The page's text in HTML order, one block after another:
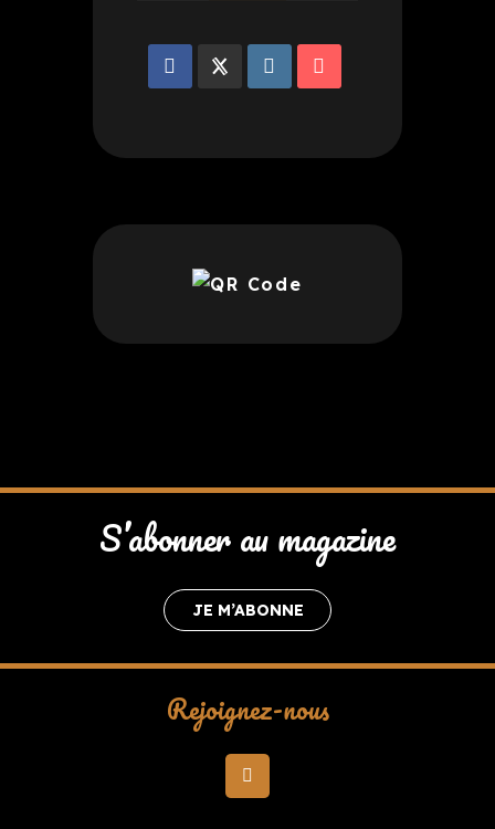
S’abonner au magazine
JE M’ABONNE
Rejoignez-nous